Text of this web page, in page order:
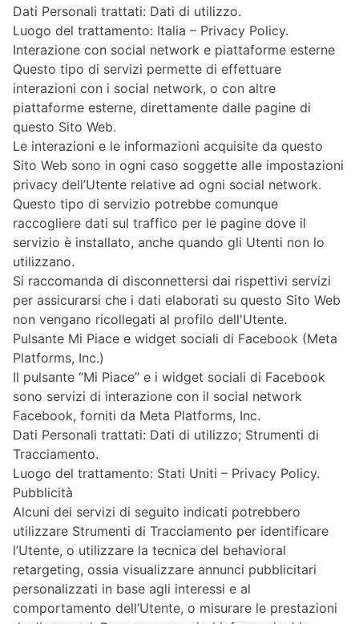
Dati Personali trattati: Dati di utilizzo.
Luogo del trattamento: Italia – Privacy Policy.
Interazione con social network e piattaforme esterne
Questo tipo di servizi permette di effettuare
interazioni con i social network, o con altre
piattaforme esterne, direttamente dalle pagine di
questo Sito Web.
Le interazioni e le informazioni acquisite da questo
Sito Web sono in ogni caso soggette alle impostazioni
privacy dell’Utente relative ad ogni social network.
Questo tipo di servizio potrebbe comunque
raccogliere dati sul traffico per le pagine dove il
servizio è installato, anche quando gli Utenti non lo
utilizzano.
Si raccomanda di disconnettersi dai rispettivi servizi
per assicurarsi che i dati elaborati su questo Sito Web
non vengano ricollegati al profilo dell'Utente.
Pulsante Mi Piace e widget sociali di Facebook (Meta
Platforms, Inc.)
Il pulsante “Mi Piace” e i widget sociali di Facebook
sono servizi di interazione con il social network
Facebook, forniti da Meta Platforms, Inc.
Dati Personali trattati: Dati di utilizzo; Strumenti di
Tracciamento.
Luogo del trattamento: Stati Uniti – Privacy Policy.
Pubblicità
Alcuni dei servizi di seguito indicati potrebbero
utilizzare Strumenti di Tracciamento per identificare
l’Utente, o utilizzare la tecnica del behavioral
retargeting, ossia visualizzare annunci pubblicitari
personalizzati in base agli interessi e al
comportamento dell’Utente, o misurare le prestazioni